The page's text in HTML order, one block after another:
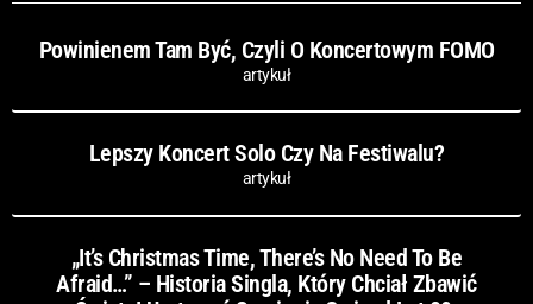
Powinienem Tam Być, Czyli O Koncertowym FOMO
artykuł
Lepszy Koncert Solo Czy Na Festiwalu?
artykuł
„It’s Christmas Time, There’s No Need To Be
Afraid…” – Historia Singla, Który Chciał Zbawić